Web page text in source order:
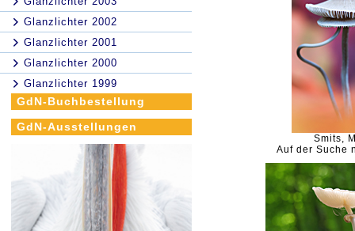
Glanzlichter 2002
Glanzlichter 2001
Glanzlichter 2000
Glanzlichter 1999
GdN-Buchbestellung
GdN-Ausstellungen
Smits,
Auf der Suche